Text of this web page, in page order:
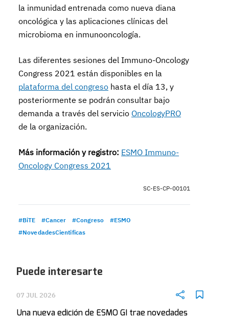
la inmunidad entrenada como nueva diana
oncológica y las aplicaciones clínicas del
microbioma en inmunooncología.
Las diferentes sesiones del Immuno-Oncology
Congress 2021 están disponibles en la
plataforma del congreso hasta el día 13, y
posteriormente se podrán consultar bajo
demanda a través del servicio OncologyPRO
de la organización.
Más información y registro: ESMO Immuno-
Oncology Congress 2021
SC-ES-CP-00101
#BiTE #Cancer #Congreso
#ESMO
#NovedadesCientificas
Puede interesarte
07 JUL 2026
Una nueva edición de ESMO GI trae novedades